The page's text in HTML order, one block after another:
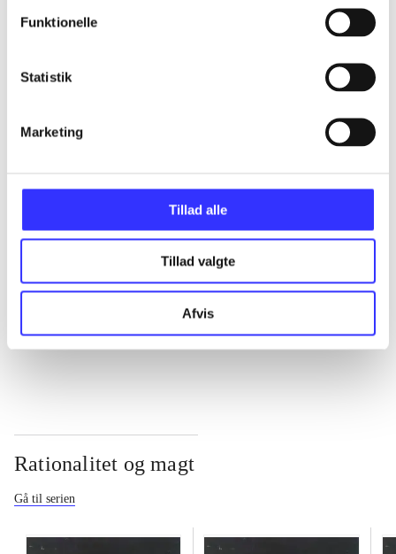
Funktionelle
Statistik
Marketing
Tillad alle
Tillad valgte
Afvis
Artikler
Rationalitet og magt
Gå til serien